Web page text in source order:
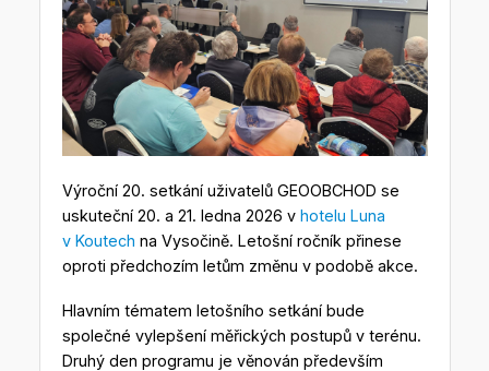
Výroční 20. setkání uživatelů GEOOBCHOD se
uskuteční 20. a 21. ledna 2026 v hotelu Luna
v Koutech na Vysočině. Letošní ročník přinese
oproti předchozím letům změnu v podobě akce.
Hlavním tématem letošního setkání bude
společné vylepšení měřických postupů v terénu.
Druhý den programu je věnován především